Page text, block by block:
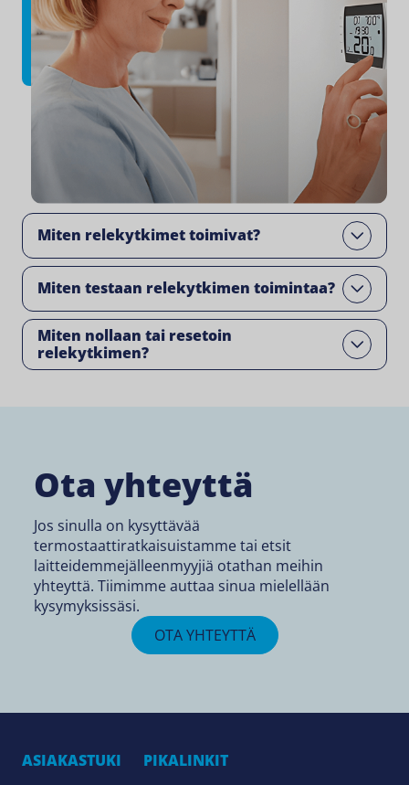
Miten relekytkimet toimivat​? Open
Miten testaan relekytkimen toimintaa?
Open
Miten nollaan tai resetoin
relekytkimen?
Open
Ota yhteyttä
Jos sinulla on kysyttävää
termostaattiratkaisuistamme tai etsit
laitteidemmejälleenmyyjiä otathan meihin
yhteyttä. Tiimimme auttaa sinua mielellään
kysymyksissäsi.
OTA YHTEYTTÄ
ASIAKASTUKI
PIKALINKIT